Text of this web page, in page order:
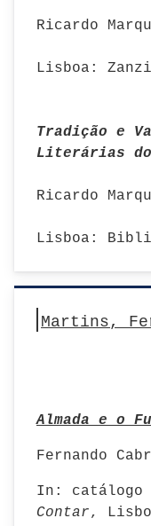
Ricardo
Lisboa:
Tradição e
Literárias do
Ricardo
Lisboa:
Martins,
Almada e o
Fernando
In: catálogo
Contar,